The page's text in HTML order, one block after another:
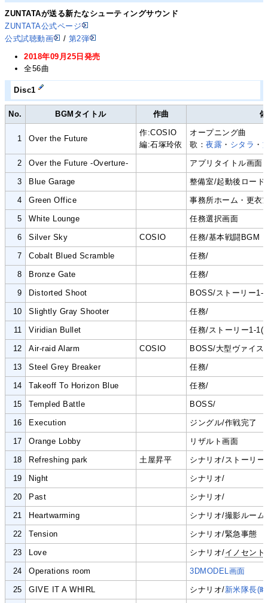
ZUNTATAが送る新たなシューティングサウンド
ZUNTATA公式ページ
公式試聴動画
/ 第2弾
2018年09月25日発売
全56曲
Disc1
No. BGMタイトル 作曲
1 Over the Future
作:COSIO
編:石塚玲依
オープニング曲
歌：夜露 ・ シタラ ・
2 Over the Future -Overture- アプリタイトル画面
3 Blue Garage 整備室/起動後ロード
4 Green Office 事務所ホーム・更衣
5 White Lounge 任務選択画面
6 Silver Sky COSIO 任務/基本戦闘BGM
7 Cobalt Blued Scramble 任務/
8 Bronze Gate 任務/
9 Distorted Shoot BOSS/ストーリー1-
10 Slightly Gray Shooter 任務/
11 Viridian Bullet 任務/ストーリー1-
12 Air-raid Alarm COSIO BOSS/大型ヴァイス
13 Steel Grey Breaker 任務/
14 Takeoff To Horizon Blue 任務/
15 Templed Battle BOSS/
16 Execution ジングル/作戦完了
17 Orange Lobby リザルト画面
18 Refreshing park 土屋昇平 シナリオ/ストーリー
19 Night シナリオ/
20 Past シナリオ/
21 Heartwarming シナリオ/撮影ルーム
22 Tension シナリオ/緊急事態
23 Love シナリオ/イノセント
24 Operations room 3DMODEL画面
25 GIVE IT A WHIRL シナリオ/新米隊長(